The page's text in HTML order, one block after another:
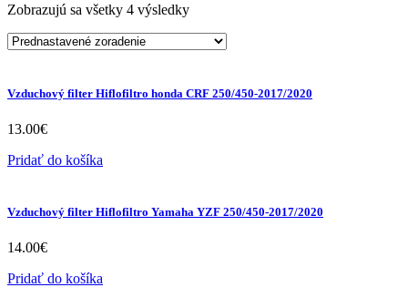
Zobrazujú sa všetky 4 výsledky
Vzduchový filter Hiflofiltro honda CRF 250/450-2017/2020
13.00€
Pridať do košíka
Vzduchový filter Hiflofiltro Yamaha YZF 250/450-2017/2020
14.00€
Pridať do košíka